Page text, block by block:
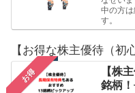
中の方
す。
【お得な株主優待（初
お得
【株
銘柄